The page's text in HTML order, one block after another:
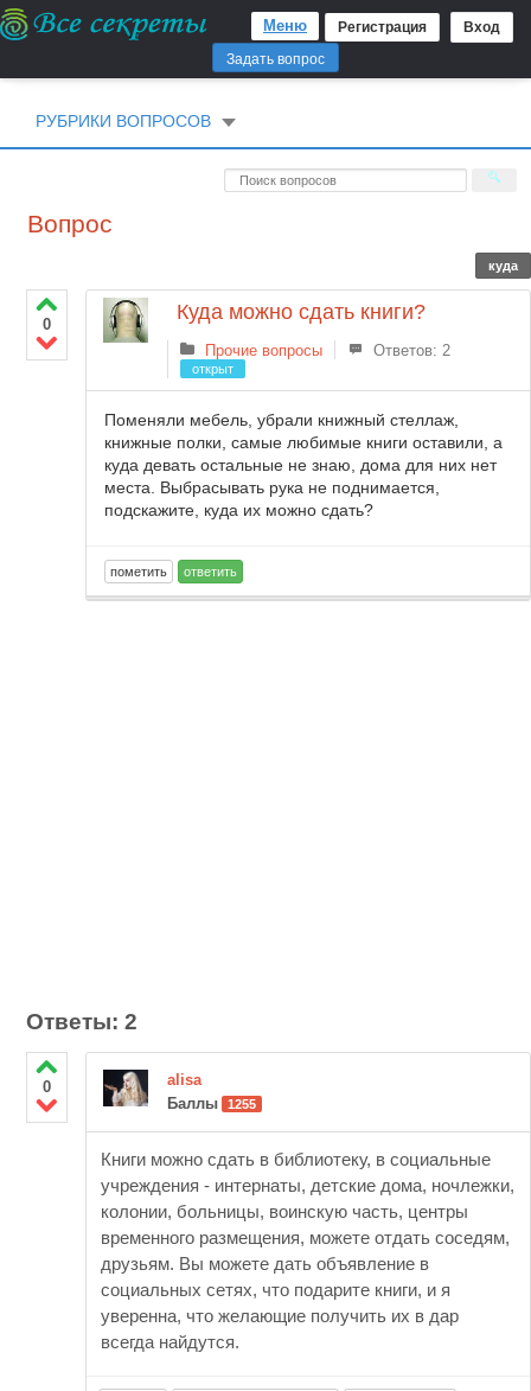
Регистрация Вход
Меню
Задать вопрос
РУБРИКИ ВОПРОСОВ
Вопрос
куда
0
Куда можно сдать книги?
Прочие вопросы Ответов: 2
открыт
Поменяли мебель, убрали книжный стеллаж,
книжные полки, самые любимые книги оставили, а
куда девать остальные не знаю, дома для них нет
места. Выбрасывать рука не поднимается,
подскажите, куда их можно сдать?
Ответы: 2
0
alisa
Баллы
1255
Книги можно сдать в библиотеку, в социальные
учреждения - интернаты, детские дома, ночлежки,
колонии, больницы, воинскую часть, центры
временного размещения, можете отдать соседям,
друзьям. Вы можете дать объявление в
социальных сетях, что подарите книги, и я
уверенна, что желающие получить их в дар
всегда найдутся.